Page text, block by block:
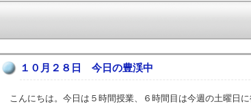
１０月２８日 今日の豊渓中
こんにちは。今日は５時間授業、６時間目は今週の土曜日に